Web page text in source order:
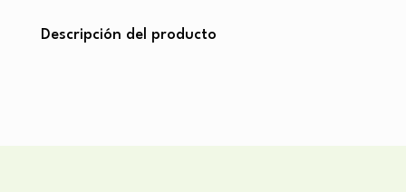
rosas
Descripción del producto